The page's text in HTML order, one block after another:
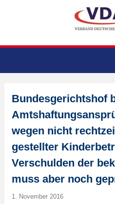
Bundesgerichtshof
wegen nicht
gestellter
Verschulden der
muss aber noch
1. November 2016